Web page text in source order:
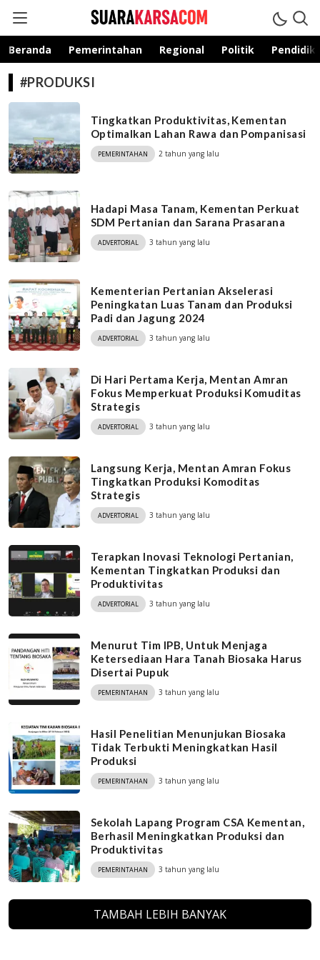
suarakarsa.com
Informasi terpercaya
Beranda Pemerintahan Regional Politik
#PRODUKSI
Tingkatkan Produktivitas, Kementan
Optimalkan Lahan Rawa dan Pompanisasi
PEMERINTAHAN 2 tahun yang lalu
Hadapi Masa Tanam, Kementan Perkuat
SDM Pertanian dan Sarana Prasarana
ADVERTORIAL 3 tahun yang lalu
Kementerian Pertanian Akselerasi
Peningkatan Luas Tanam dan Produksi
Padi dan Jagung 2024
ADVERTORIAL 3 tahun yang lalu
Di Hari Pertama Kerja, Mentan Amran
Fokus Memperkuat Produksi Komuditas
Strategis
ADVERTORIAL 3 tahun yang lalu
Langsung Kerja, Mentan Amran Fokus
Tingkatkan Produksi Komoditas
Strategis
ADVERTORIAL 3 tahun yang lalu
Terapkan Inovasi Teknologi Pertanian,
Kementan Tingkatkan Produksi dan
Produktivitas
ADVERTORIAL 3 tahun yang lalu
Menurut Tim IPB, Untuk Menjaga
Ketersediaan Hara Tanah Biosaka Harus
Disertai Pupuk
PEMERINTAHAN 3 tahun yang lalu
Hasil Penelitian Menunjukan Biosaka
Tidak Terbukti Meningkatkan Hasil
Produksi
PEMERINTAHAN 3 tahun yang lalu
Sekolah Lapang Program CSA Kementan,
Berhasil Meningkatkan Produksi dan
Produktivitas
PEMERINTAHAN 3 tahun yang lalu
TAMBAH LEBIH BANYAK